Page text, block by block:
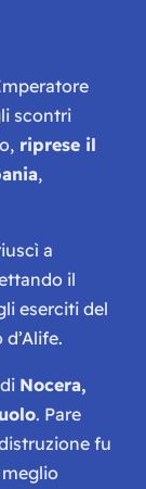
scontri
riprese il
,
a
il
eserciti del
Nocera,
. Pare
fu
meglio